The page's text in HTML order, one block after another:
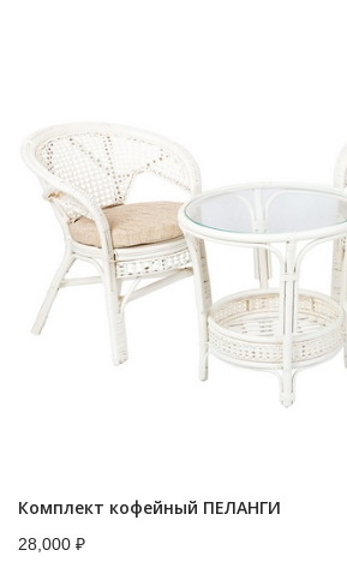
Комплект кофейный ПЕЛАНГИ
28,000 ₽